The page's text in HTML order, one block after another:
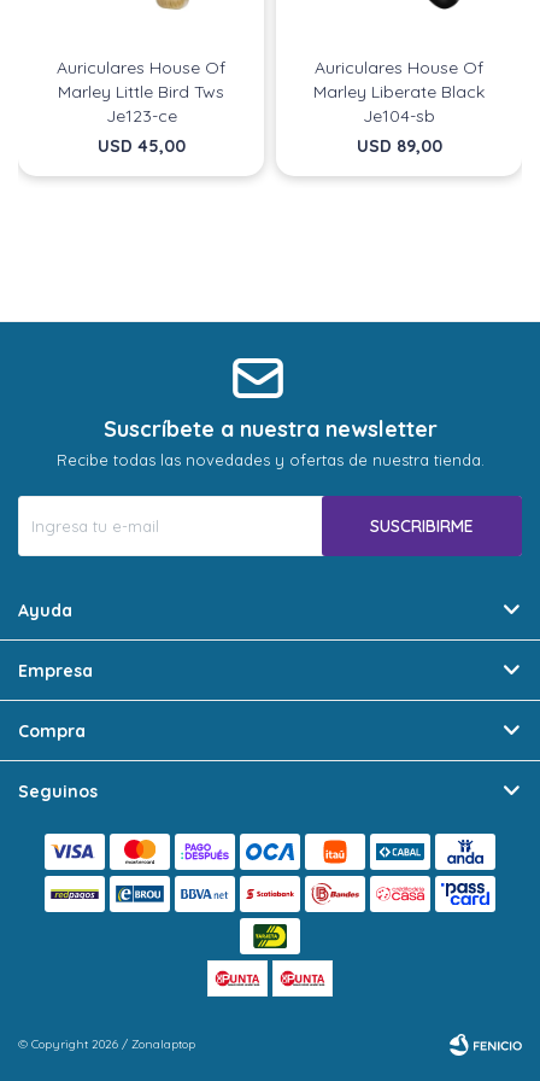
Auriculares House Of
Marley Little Bird Tws
Je123-ce
USD 45,00
Auriculares House Of
Marley Liberate Black
Je104-sb
USD 89,00
Suscríbete a nuestra newsletter
Recibe todas las novedades y ofertas de nuestra tienda.
SUSCRIBIRME
Ayuda
Empresa
Compra
Seguinos
© Copyright 2026 / Zonalaptop